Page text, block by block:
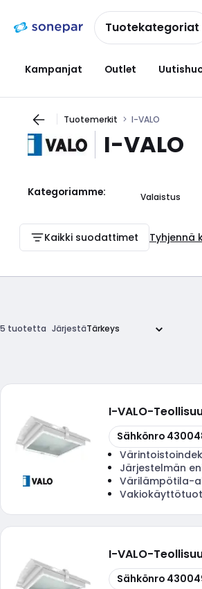
navigointiinsisältöönTuotekategoriat
Kampanjat Outlet
Tuotemerkit I-VALO
I-VALO
Kategoriamme: Valaistus
Kaikki suodattimet Tyhjennä
5 tuotetta Järjestä
I-VALO-
Kopioi
Sähkönro
Järjestelmän
Värilämpötila-
I-VALO-
Kopioi
Sähkönro